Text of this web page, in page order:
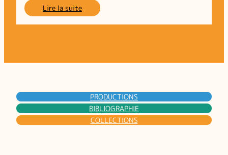
Lire la suite:
Patricia
Loncle
participer
PRODUCTIONS
BIBLIOGRAPHIE
COLLECTIONS